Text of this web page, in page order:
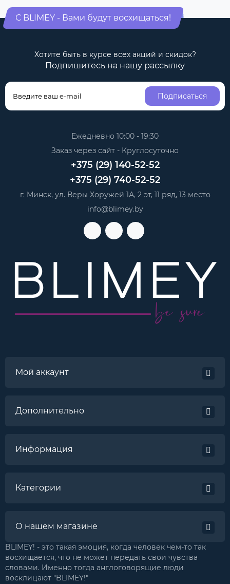
С BLIMEY - Вами будут восхищаться!
Хотите быть в курсе всех акций и скидок?
Подпишитесь на нашу рассылку
Подписаться
Ежедневно 10:00 - 19:30
Заказ через сайт - Круглосуточно
+375 (29) 140-52-52
+375 (29) 740-52-52
г. Минск, ул. Веры Хоружей 1А, 2 эт, 11 ряд, 13 место
info@blimey.by
Мой аккаунт
Дополнительно
Информация
Категории
О нашем магазине
BLIMEY! - это такая эмоция, когда человек чем-то так
восхищается, что не может передать свои чувства
словами. Именно тогда англоговорящие люди
восклицают "BLIMEY!"